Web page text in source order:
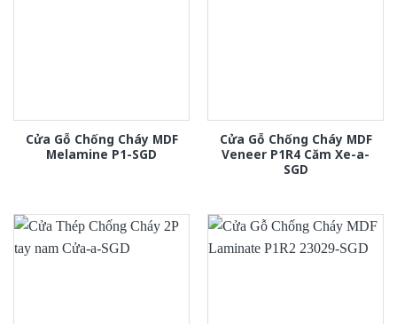
Cửa Gỗ Chống Cháy MDF
Melamine P1-SGD
Cửa Gỗ Chống Cháy MDF
Veneer P1R4 Căm Xe-a-
SGD